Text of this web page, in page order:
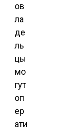
ов
ла
де
ль
цы
мо
гут
оп
ер
ати